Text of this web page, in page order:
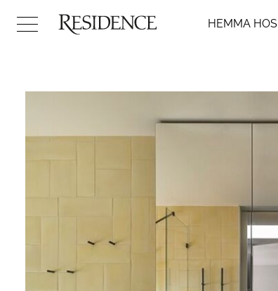
HEMMA HOS
Arkitektur
Trädgård